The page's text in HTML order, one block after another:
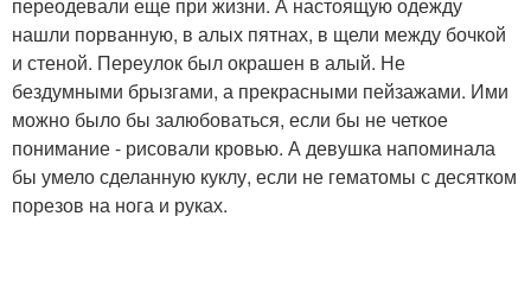
нашли порванную, в алых пятнах, в щели между бочкой
и стеной. Переулок был окрашен в алый. Не
бездумными брызгами, а прекрасными пейзажами. Ими
можно было бы залюбоваться, если бы не четкое
понимание - рисовали кровью. А девушка напоминала
бы умело сделанную куклу, если не гематомы с десятком
порезов на нога и руках.